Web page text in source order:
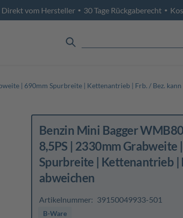
Direkt vom Hersteller • 30 Tage Rückgaberecht •
| 690mm Spurbreite | Kettenantrieb | Frb. / Bez.
Benzin Mini Bagger
8,5PS | 2330mm Grabweite
Spurbreite | Kettenantrieb |
abweichen
Artikelnummer: 39150049933-501
B-Ware